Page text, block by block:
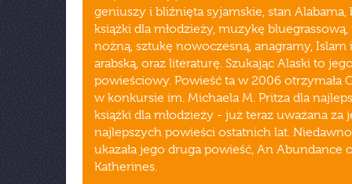
geniuszy i bliźnięta syjamskie, stan Alabama,
książki dla młodzieży, muzykę bluegrassową,
nożną, sztukę nowoczesną, anagramy, Islam
arabską, oraz literaturę. Szukając Alaski to
powieściowy. Powieść ta w 2006 otrzymała
w konkursie im. Michaela M. Pritza dla
książki dla młodzieży - już teraz uważana za
najlepszych powieści ostatnich lat.
ukazała jego druga powieść, An Abundance
Katherines.